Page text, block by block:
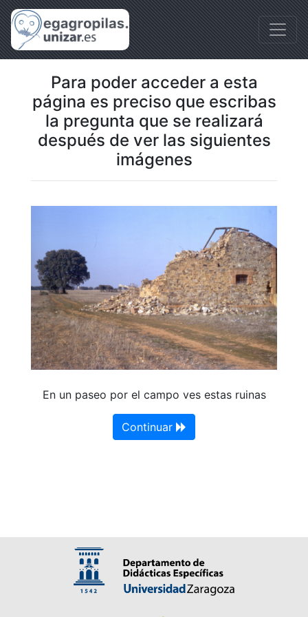
Para poder acceder a esta
página es preciso que escribas
la pregunta que se realizará
después de ver las siguientes
imágenes
En un paseo por el campo ves estas ruinas
Continuar